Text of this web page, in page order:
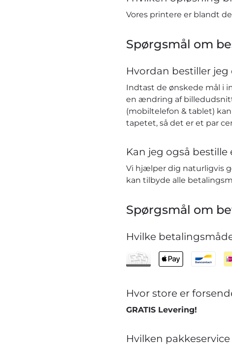
Vores printere er blandt
Spørgsmål om
Hvordan bestiller jeg
Indtast de ønskede mål i
en ændring af
(mobiltelefon & tablet)
tapetet, så det er et par
Kan jeg også
Vi hjælper dig naturligvis
kan tilbyde alle
Spørgsmål om
Hvilke
Hvor store er
GRATIS Levering!
Hvilken